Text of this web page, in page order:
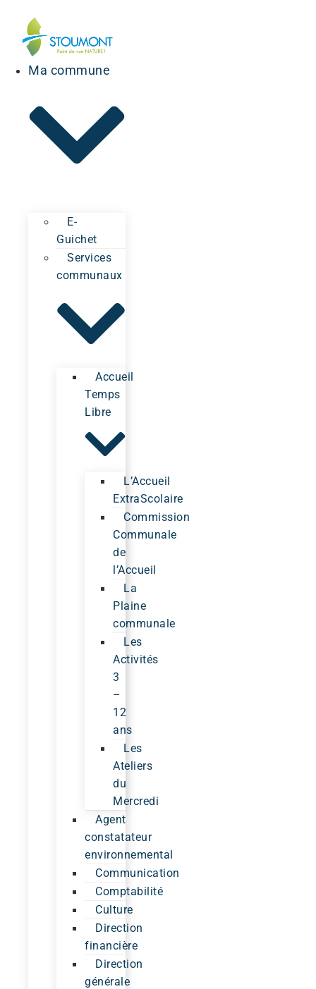
Ma commune
E-
Guichet
Services
communaux
Accueil
Temps
Libre
L’Accueil
ExtraScolaire
Commission
Communale
de
l’Accueil
La
Plaine
communale
Les
Activités
3
–
12
ans
Les
Ateliers
du
Mercredi
Agent
constatateur
environnemental
Communication
Comptabilité
Culture
Direction
financière
Direction
générale